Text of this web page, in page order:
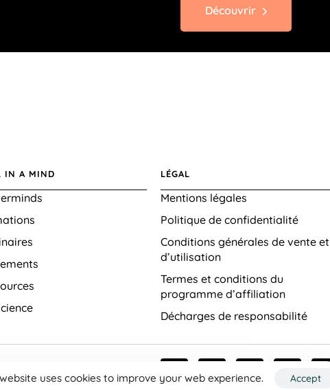
Découvrir
IN A MIND LÉGAL
Mentions légales
Politique de confidentialité
Conditions générales de vente et
d’utilisation
Termes et conditions du
programme d’affiliation
Décharges de responsabilité
uses cookies to improve your web experience.
Accept